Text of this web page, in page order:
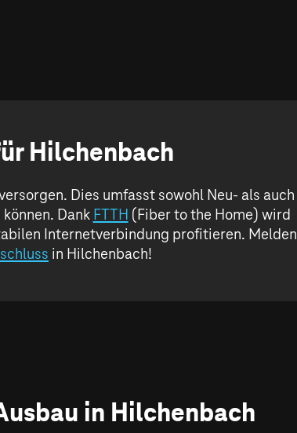
Hilchenbach
Dies umfasst sowohl Neu- als auch
Dank FTTH (Fiber to the Home) wird
Internetverbindung profitieren. Melden
in Hilchenbach!
in Hilchenbach